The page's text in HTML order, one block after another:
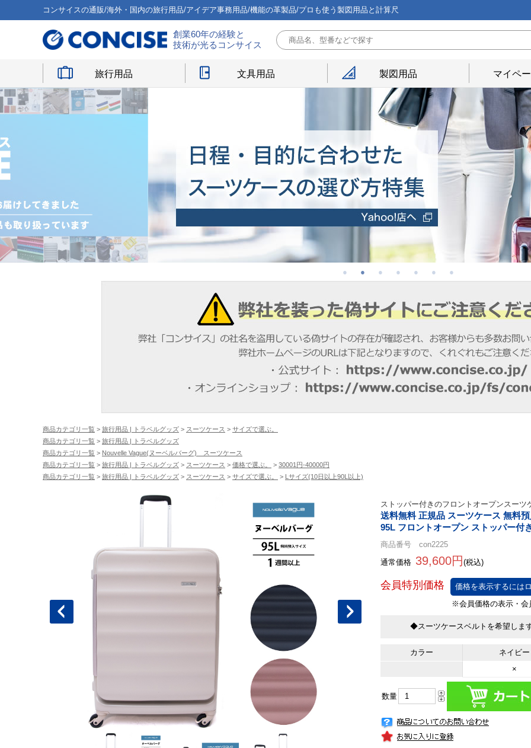
コンサイスの通販/海外・国内の旅行用品/アイデア事務用品/機能の革製品/プロも使う製図用品と計算尺
創業60年の経験と
技術が光るコンサイス
旅行用品 文具用品 製図用品 マイペ
商品カテゴリ一覧 > 旅行用品 | トラベルグッズ > スーツケース > サイズで選ぶ。
商品カテゴリ一覧 > 旅行用品 | トラベルグッズ
商品カテゴリ一覧 > Nouvelle Vague(ヌーベルバーグ) スーツケース
商品カテゴリ一覧 > 旅行用品 | トラベルグッズ > スーツケース > 価格で選ぶ。 > 30001円-40000円
商品カテゴリ一覧 > 旅行用品 | トラベルグッズ > スーツケース > サイズで選ぶ。 > Lサイズ(10日以上90L以上)
ストッパー付きのフロントオープンスーツ
送料無料 正規品 スーツケース 無料
95L フロントオープン ストッパー付
商品番号 con2225
通常価格 39,600円 (税込)
価格を表示するには
◆スーツケースベルトを希望しま
カラー
ネイビー
×
数量